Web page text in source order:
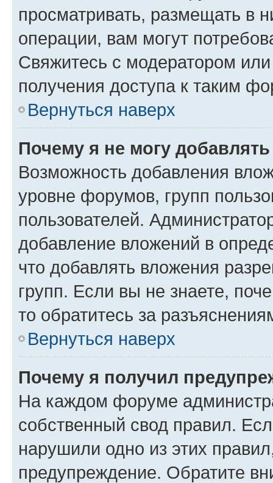
просматривать, размещать в
операции, вам могут
Свяжитесь с модератором
получения доступа к таким
Вернуться наверх
Почему я не могу
Возможность добавления
уровне форумов, групп
пользователей.
добавление вложений в
что добавлять вложения
групп. Если вы не знаете,
то обратитесь за
Вернуться наверх
Почему я получил
На каждом форуме
собственный свод правил.
нарушили одно из этих
предупреждение. Обратите